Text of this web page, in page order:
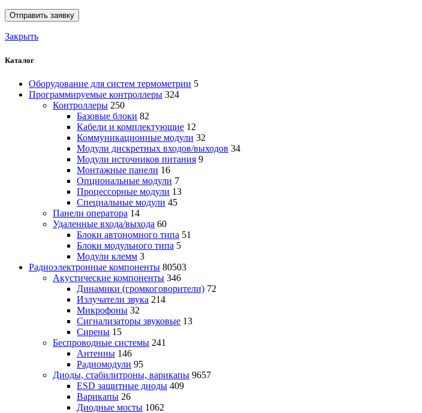
Закрыть
Каталог
Оборудование для систем термометрии 5
Программируемые контроллеры 324
Контроллеры 250
Базовые блоки 82
Кабели и комплектующие 12
Коммуникационные модули 32
Модули дискретных входов/выходов 34
Модули источников питания 9
Монтажные панели 16
Опциональные модули 7
Процессорные модули 13
Специальные модули 45
Панели оператора 14
Удаленные входа/выхода 60
Блоки автономного типа 51
Блоки модульного типа 5
Модули клемм 3
Радиоэлектронные компоненты 80503
Акустические компоненты 346
Динамики (громкоговорители) 72
Излучатели звука 214
Микрофоны 32
Сигнализаторы звуковые 13
Сирены 15
Беспроводные системы 241
Антенны 146
Радиомодули 95
Диоды, стабилитроны, варикапы 9657
ESD защитные диоды 409
Варикапы 26
Диодные мосты 1062